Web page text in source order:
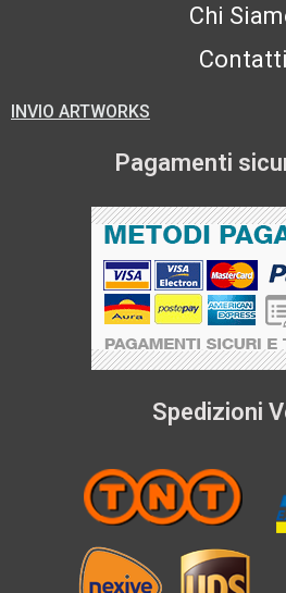
Chi
Contatti
INVIO ARTWORKS
Pagamenti
Spedizioni